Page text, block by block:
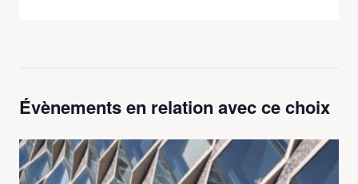
Évènements en relation avec ce choix